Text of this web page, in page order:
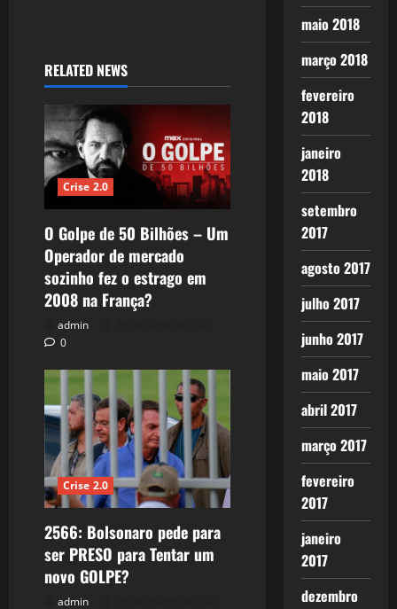
RELATED NEWS
Crise 2.0
O Golpe de 50 Bilhões – Um
Operador de mercado
sozinho fez o estrago em
2008 na França?
admin
0
Crise 2.0
2566: Bolsonaro pede para
ser PRESO para Tentar um
novo GOLPE?
admin
maio 2018
março 2018
fevereiro
2018
janeiro
2018
setembro
2017
agosto 2017
julho 2017
junho 2017
maio 2017
abril 2017
março 2017
fevereiro
2017
janeiro
2017
dezembro